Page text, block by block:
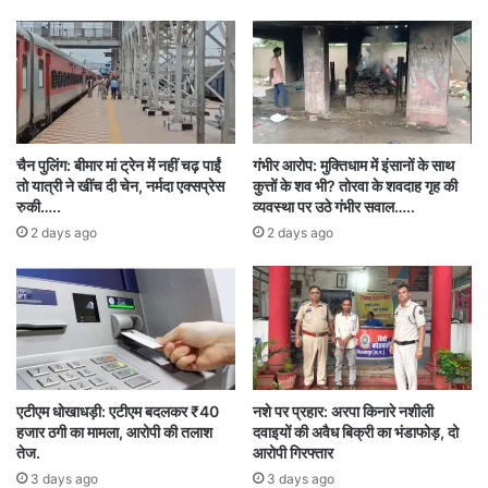
“तो सिर्फ एक महीने में ही काम निपटाने की जल्दबाज़ी क्यों?”
बघेल ने सवाल किया।
उन्होंने BLO पर हमलों को लेकर चिंता जताई। उन्होंने कहा
कि उन्हें धमकियां मिल रही हैं, आत्महत्याएं हो रही हैं और
घुसपैठियों की संख्या पर भी कोई स्पष्ट जानकारी नहीं है।
बघेल ने कहा कि गृह मंत्रालय द्वारा लिखे गए पत्र का भी
पालन नहीं हो रहा है।
संचार साथी ऐप पर उठाए सवाल
पूर्व मुख्यमंत्री ने डिपार्टमेंट ऑफ टेलिकम्युनिकेशन के उस
चैन पुलिंग: बीमार मां ट्रेन में नहीं चढ़ पाईं
तो यात्री ने खींच दी चेन, नर्मदा एक्सप्रेस
रुकी…..
2 days ago
गंभीर आरोप: मुक्तिधाम में इंसानों के साथ
कुत्तों के शव भी? तोरवा के शवदाह गृह की
व्यवस्था पर उठे गंभीर सवाल…..
2 days ago
एटीएम धोखाधड़ी: एटीएम बदलकर ₹40
हजार ठगी का मामला, आरोपी की तलाश
तेज.
3 days ago
नशे पर प्रहार: अरपा किनारे नशीली
दवाइयों की अवैध बिक्री का भंडाफोड़, दो
आरोपी गिरफ्तार
3 days ago